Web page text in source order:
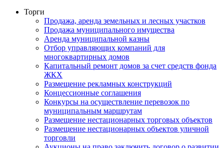
Торги
Продажа, аренда земельных и лесных участков
Продажа муниципального имущества
Аренда муниципальной казны
Отбор управляющих компаний для
многоквартирных домов
Капитальный ремонт домов за счет средств фонда
ЖКХ
Размещение рекламных конструкций
Концессионные соглашения
Конкурсы на осуществление перевозок по
муниципальным маршрутам
Размещение нестационарных торговых объектов
Размещение нестационарных объектов уличной
торговли